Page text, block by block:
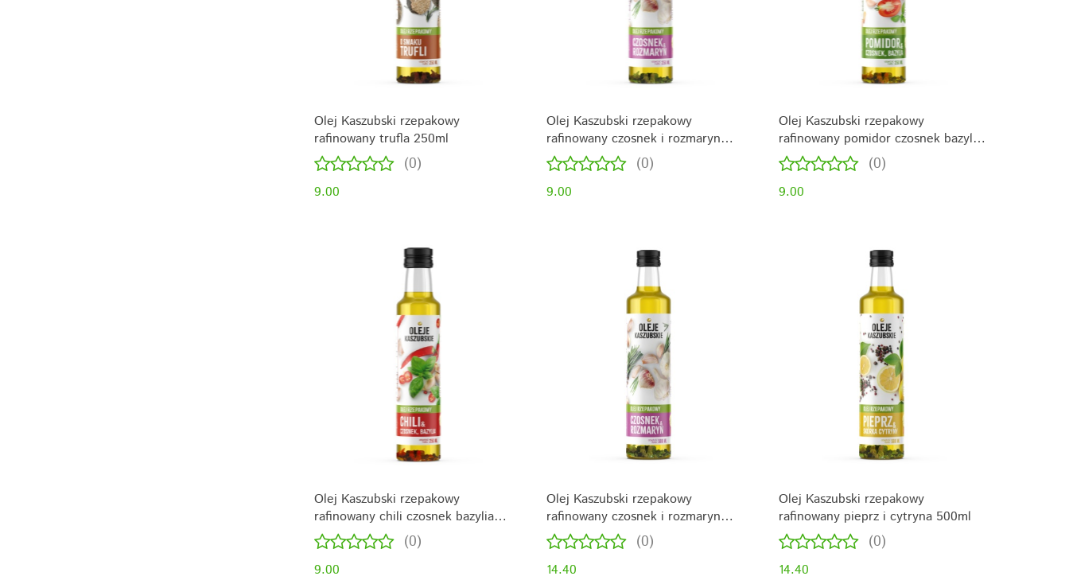
Olej Kaszubski rzepakowy
rafinowany trufla 250ml
(0)
9.00
Olej Kaszubski rzepakowy
rafinowany czosnek i rozmaryn
250ml
(0)
9.00
Olej Kaszubski rzepakowy
rafinowany pomidor czosnek bazylia
250ml
(0)
9.00
Olej Kaszubski rzepakowy
rafinowany chili czosnek bazylia
250ml
(0)
9.00
Olej Kaszubski rzepakowy
rafinowany czosnek i rozmaryn
500ml
(0)
14.40
Olej Kaszubski rzepakowy
rafinowany pieprz i cytryna 500ml
(0)
14.40